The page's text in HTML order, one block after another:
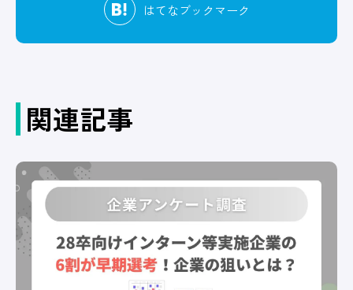
はてなブックマーク
関連記事